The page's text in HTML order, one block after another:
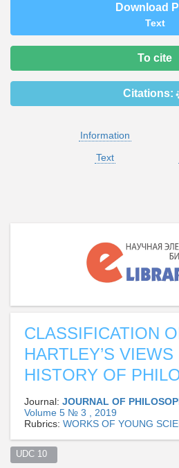
Download
Text
To cite
Citations:
Information
Text
CLASSIFICATION
HARTLEY’S
HISTORY OF
Journal: JOURNAL OF
Volume 5 № 3 , 2019
Rubrics: WORKS OF YOUNG
UDC 10